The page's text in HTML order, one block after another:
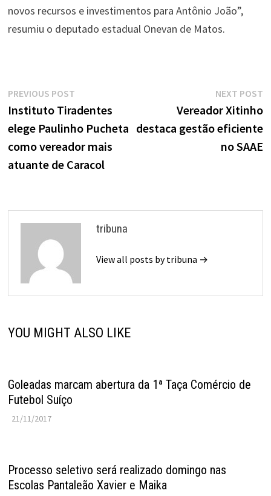
novos recursos e investimentos para Antônio João”,
resumiu o deputado estadual Onevan de Matos.
Navegação
de
Post
PREVIOUS POSTPrevious
post:
Instituto Tiradentes
elege Paulinho Pucheta
como vereador mais
atuante de Caracol
NEXT POST
Vereador Xitinho
destaca gestão eficiente
no SAAE
tribuna
View all posts by tribuna →
YOU MIGHT ALSO LIKE
Goleadas marcam abertura da 1ª Taça Comércio de
Futebol Suíço
21/11/2017
Processo seletivo será realizado domingo nas
Escolas Pantaleão Xavier e Maika